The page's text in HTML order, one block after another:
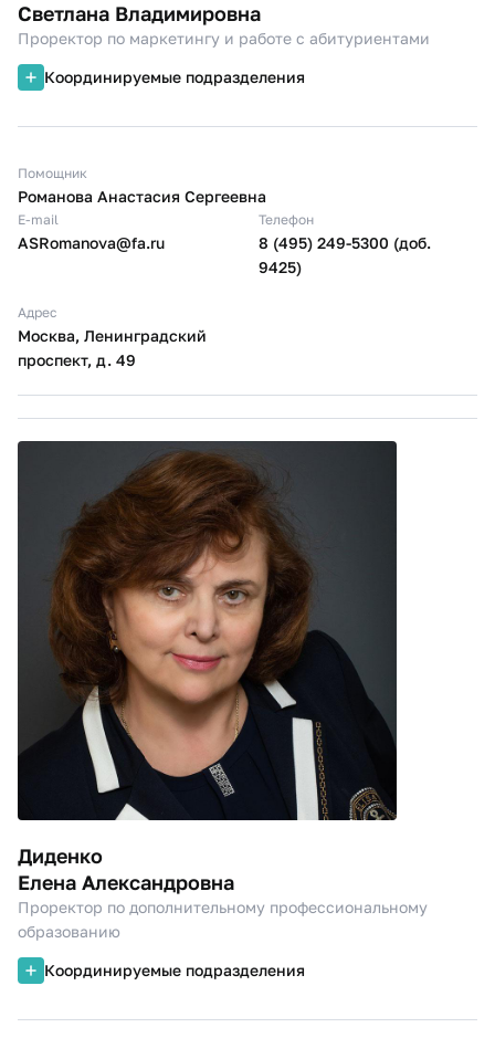
Светлана Владимировна
Проректор по маркетингу и работе с абитуриентами
Координируемые подразделения
Помощник
Романова Анастасия Сергеевна
E-mail
ASRomanova@fa.ru
Телефон
8 (495) 249-5300 (доб.
9425)
Адрес
Москва, Ленинградский
проспект, д. 49
Диденко
Елена Александровна
Проректор по дополнительному профессиональному
образованию
Координируемые подразделения